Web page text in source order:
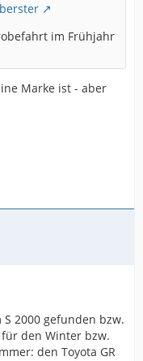
im Frühjahr
Marke ist - aber
2000 gefunden bzw.
den Winter bzw.
den Toyota GR